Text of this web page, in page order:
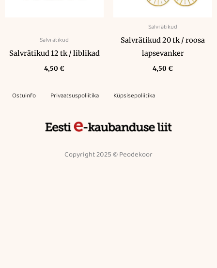
Salvrätikud
Salvrätikud 12 tk / liblikad
4,50 €
Salvrätikud
Salvrätikud 20 tk / roosa
lapsevanker
4,50 €
Ostuinfo Privaatsuspoliitika Küpsisepoliitika
Copyright 2025 © Peodekoor